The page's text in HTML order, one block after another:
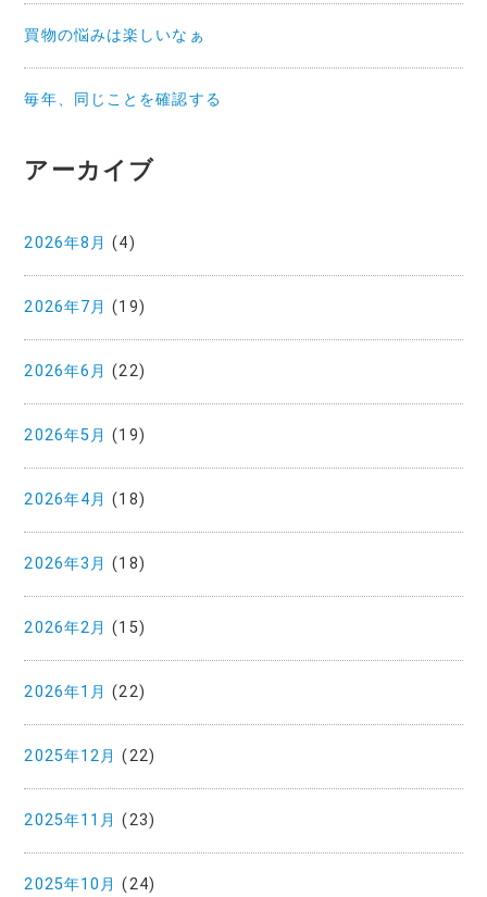
買物の悩みは楽しいなぁ
毎年、同じことを確認する
アーカイブ
2026年8月 (4)
2026年7月 (19)
2026年6月 (22)
2026年5月 (19)
2026年4月 (18)
2026年3月 (18)
2026年2月 (15)
2026年1月 (22)
2025年12月 (22)
2025年11月 (23)
2025年10月 (24)